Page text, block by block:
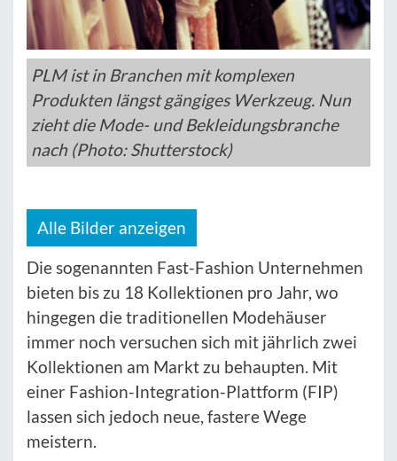
PLM ist in Branchen mit komplexen
Produkten längst gängiges Werkzeug. Nun
zieht die Mode- und Bekleidungsbranche
nach (Photo: Shutterstock)
Alle Bilder anzeigen
Die sogenannten Fast-Fashion Unternehmen
bieten bis zu 18 Kollektionen pro Jahr, wo
hingegen die traditionellen Modehäuser
immer noch versuchen sich mit jährlich zwei
Kollektionen am Markt zu behaupten. Mit
einer Fashion-Integration-Plattform (FIP)
lassen sich jedoch neue, fastere Wege
meistern.